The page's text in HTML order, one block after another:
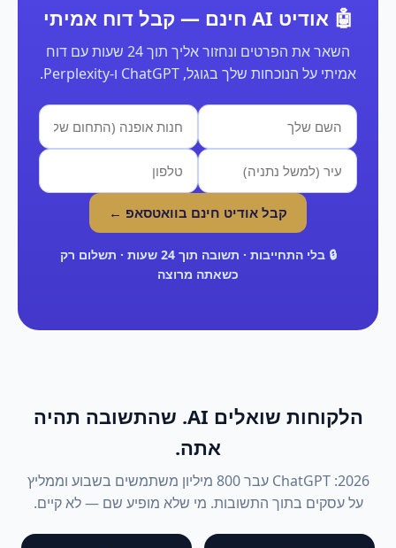
🤖 אודיט AI חינם — קבל דוח אמיתי
השאר את הפרטים ונחזור אליך תוך 24 שעות עם דוח
אמיתי על הנוכחות שלך בגוגל, ChatGPT ו-Perplexity.
קבל אודיט חינם בוואטסאפ ←
🔒 בלי התחייבות · תשובה תוך 24 שעות · תשלום רק
כשאתה מרוצה
הלקוחות שואלים AI. שהתשובה תהיה
אתה.
2026: ChatGPT עבר 800 מיליון משתמשים בשבוע וממליץ
על עסקים בתוך התשובות. מי שלא מופיע שם — לא קיים.